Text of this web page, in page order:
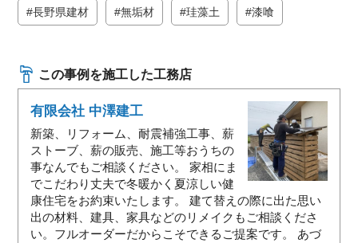
長野県建材 無垢材 珪藻土 漆喰
この事例を施工した工務店
有限会社 中澤建工
新築、リフォーム、耐震補強工事、薪
ストーブ、薪の販売、施工等おうちの
事なんでもご相談ください。 家相にま
でこだわり丈夫で冬暖かく夏涼しい健
康住宅をお約束いたします。 建て替えの際に出た思い
出の材料、建具、家具などのリメイクもご相談くださ
い。フルオーダーだからこそできるご提案です。 あづ